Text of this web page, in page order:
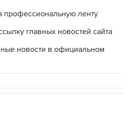
профессиональную ленту
главных новостей сайта
новости в официальном